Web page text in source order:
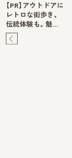
【PR】アウトドアに
レトロな街歩き、
伝統体験も。魅…